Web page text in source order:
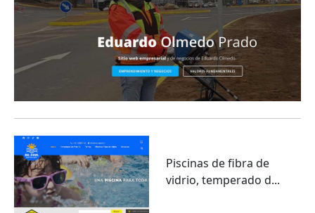
Piscinas de fibra de
vidrio, temperado d...